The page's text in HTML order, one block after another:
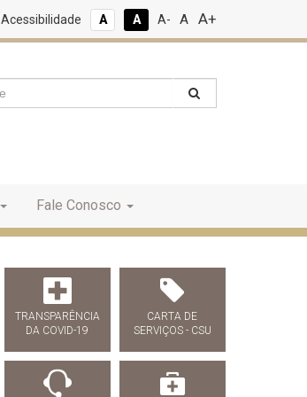
Acessibilidade A A A- A A+
Fale Conosco
TRANSPARÊNCIA
DA COVID-19
CARTA DE
SERVIÇOS - CSU